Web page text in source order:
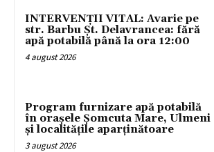
INTERVENȚII VITAL: Avarie pe
str. Barbu Șt. Delavrancea: fără
apă potabilă până la ora 12:00
4 august 2026
Program furnizare apă potabilă
în orașele Șomcuta Mare, Ulmeni
și localitățile aparținătoare
3 august 2026